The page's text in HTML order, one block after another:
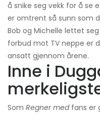
å snike seg vekk for å se
er omtrent så sunn som
Bob og Michelle lettet
forbud mot TV neppe er
ansatt gjennom årene.
Inne i
Som Regner medfans er